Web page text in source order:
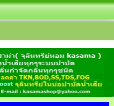
โดยเฉพาะในบ่อ